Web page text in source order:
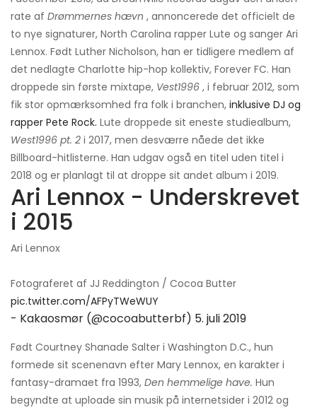
rate af Drømmernes hævn , annoncerede det officielt de
to nye signaturer, North Carolina rapper Lute og sanger Ari
Lennox. Født Luther Nicholson, han er tidligere medlem af
det nedlagte Charlotte hip-hop kollektiv, Forever FC. Han
droppede sin første mixtape, Vest1996 , i februar 2012, som
fik stor opmærksomhed fra folk i branchen, inklusive DJ og
rapper Pete Rock. Lute droppede sit eneste studiealbum,
West1996 pt. 2 i 2017, men desværre nåede det ikke
Billboard-hitlisterne. Han udgav også en titel uden titel i
2018 og er planlagt til at droppe sit andet album i 2019.
Ari Lennox - Underskrevet
i 2015
Ari Lennox
Fotograferet af JJ Reddington / Cocoa Butter
pic.twitter.com/AFPyTWeWUY
- Kakaosmør (@cocoabutterbf) 5. juli 2019
Født Courtney Shanade Salter i Washington D.C., hun
formede sit scenenavn efter Mary Lennox, en karakter i
fantasy-dramaet fra 1993, Den hemmelige have. Hun
begyndte at uploade sin musik på internetsider i 2012 og